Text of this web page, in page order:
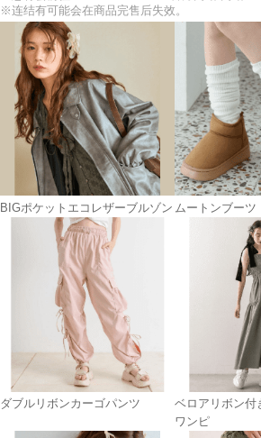
※连结有可能会在商品完售后失效。
BIGポケットエコレザーブルゾン ムートンブーツ
ダブルリボンカーゴパンツ
ベロアリボン付
ワンピ